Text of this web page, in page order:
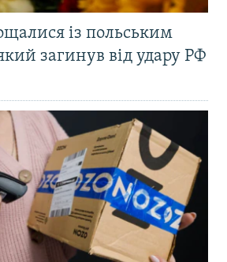
із польським
загинув від удару РФ